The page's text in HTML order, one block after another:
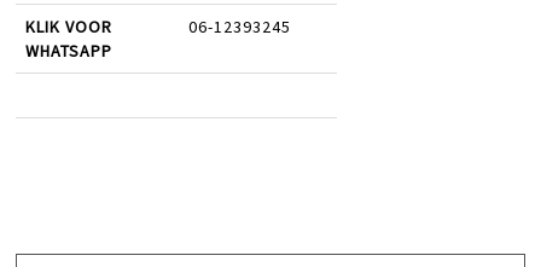
KLIK VOOR
WHATSAPP
06-12393245